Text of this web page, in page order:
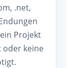
.net,
Projekt
keine